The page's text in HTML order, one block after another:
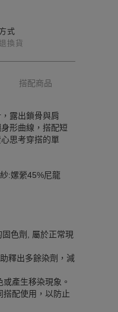
式
換貨
搭配商品
露出鎖骨與肩
形曲線，搭配短
思考穿搭的單
:嫘縈45%尼龍
色劑, 屬於正常現
釋出多餘染劑，減
產生移染現象。
配使用，以防止